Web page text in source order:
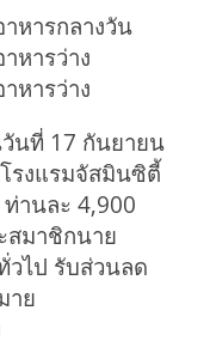
หารกลางวัน
หารว่าง
หารว่าง
นที่ 17 กันยายน
รงแรมจัสมินซิตี้
านละ 4,900
สมาชิกนาย
วไป รับส่วนลด
าย